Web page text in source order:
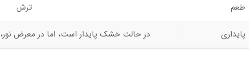
طعم ترش
پایداری در حالت خشک پایدار است، اما در معرض